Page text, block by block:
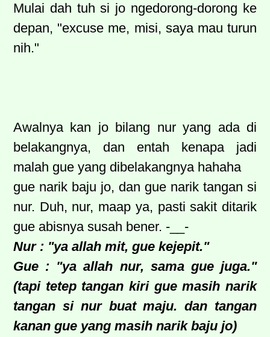
Mulai dah tuh si jo ngedorong-dorong ke
depan, "excuse me, misi, saya mau turun
nih."
Awalnya kan jo bilang nur yang ada di
belakangnya, dan entah kenapa jadi
malah gue yang dibelakangnya hahaha
gue narik baju jo, dan gue narik tangan si
nur. Duh, nur, maap ya, pasti sakit ditarik
gue abisnya susah bener. -__-
Nur : "ya allah mit, gue kejepit."
Gue : "ya allah nur, sama gue juga."
(tapi tetep tangan kiri gue masih narik
tangan si nur buat maju. dan tangan
kanan gue yang masih narik baju jo)